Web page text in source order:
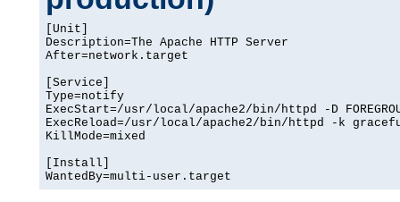
[Unit]
Description=The Apache HTTP Server
After=network.target
[Service]
Type=notify
ExecStart=/usr/local/apache2/bin/httpd -D
ExecReload=/usr/local/apache2/bin/httpd -k
KillMode=mixed
[Install]
WantedBy=multi-user.target